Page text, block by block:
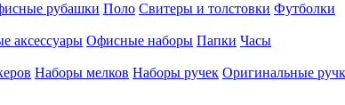
рубашки Поло Свитеры и толстовки Футболки
аксессуары Офисные наборы Папки Часы
Наборы мелков Наборы ручек Оригинальные